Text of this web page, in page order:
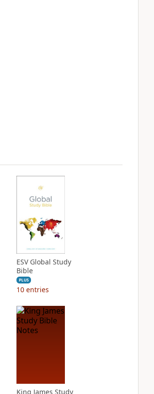
ESV Global Study
Bible
PLUS
10 entries
King James Study